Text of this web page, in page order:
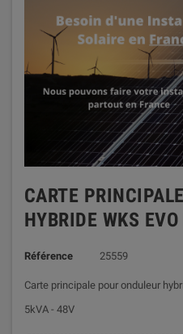
CARTE
HYBRIDE WKS
Référence 25559
Carte principale pour onduleur
5kVA - 48V